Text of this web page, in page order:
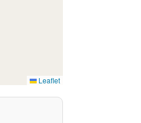
Leaflet